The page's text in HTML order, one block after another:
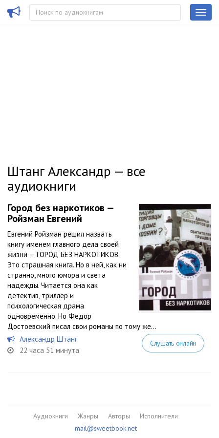
Штанг Александр — все
аудиокниги
Город без наркотиков —
Ройзман Евгений
Евгений Ройзман решил назвать
книгу именем главного дела своей
жизни — ГОРОД БЕЗ НАРКОТИКОВ.
Это страшная книга. Но в ней, как ни
странно, много юмора и света
надежды. Читается она как
детектив, триллер и
психологическая драма
одновременно. Но Федор
Достоевский писал свои романы по тому же...
Александр Штанг
22 часа 51 минута
Слушать онлайн
Аудиокниги Жанры Авторы
Исполнители
mail@sweetbook.net